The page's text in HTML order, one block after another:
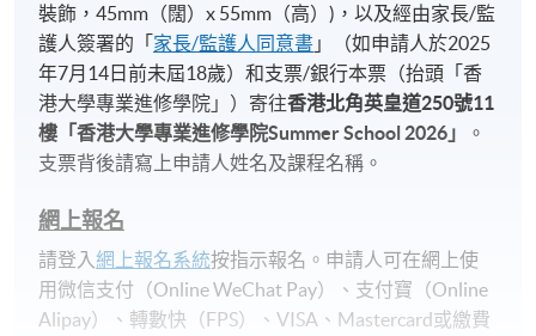
裝飾，45mm（闊）x 55mm（高）)，以及經由家長/監
護人簽署的「 家長/監護人同意書 」（如申請人於2025
年7月14日前未屆18歲）和支票/銀行本票（抬頭「香
港大學專業進修學院」）寄往香港北角英皇道250號11
樓「香港大學專業進修學院Summer School 2026 」
。
支票背後請寫上申請人姓名及課程名稱。
網上報名
請登入 網上報名系統按指示報名。申請人可在網上使
用微信支付（Online WeChat Pay）、支付寶（Online
Alipay）、轉數快（FPS）、VISA、Mastercard或繳費